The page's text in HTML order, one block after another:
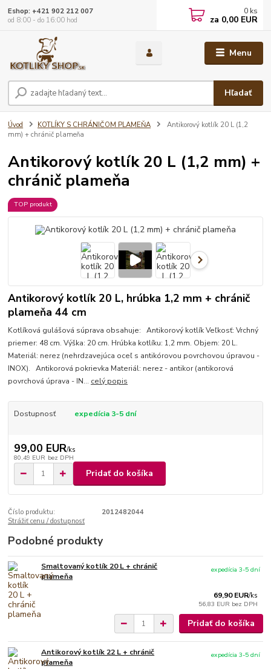
Menu
Hľadať
Eshop: +421 902 212 007
od 8:00 - do 16:00 hod
0 ks
za 0,00 EUR
Úvod KOTLÍKY S CHRÁNIČOM PLAMEŇA
Antikorový kotlík 20 L (1,2
mm) + chránič plameňa
Antikorový kotlík 20 L (1,2 mm) +
chránič plameňa
TOP produkt
Antikorový kotlík 20 L, hrúbka 1,2 mm + chránič
plameňa 44 cm
Kotlíková gulášová súprava obsahuje: Antikorový kotlík Veľkosť: Vrchný
priemer: 48 cm. Výška: 20 cm. Hrúbka kotlíku: 1,2 mm. Objem: 20 L.
Materiál: nerez (nehrdzavejúca oceľ s antikórovou povrchovou úpravou -
INOX). Antikorová pokrievka Materiál: nerez - antikor (antikorová
povrchová úprava - IN... celý popis
Dostupnosť expedícia 3-5 dní
99,00 EUR/ks
80,49 EUR bez DPH
Pridať do košíka
Číslo produktu:
2012482044
Strážiť cenu / dostupnosť
Podobné produkty
Smaltovaný kotlík 20 L + chránič
plameňa
69,90 EUR/ks
56,83 EUR bez DPH
expedícia 3-5 dní
Pridať do košíka
Antikorový kotlík 22 L + chránič
plameňa
expedícia 3-5 dní